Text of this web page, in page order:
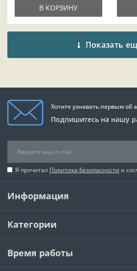
В КОРЗИНУ
Показать
Хотите узнавать первым об
Подпишитесь на нашу
Я прочитал Политика безопасности и
Информация
Категории
Время работы